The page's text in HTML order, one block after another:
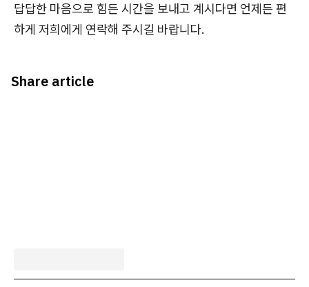
답답한 마음으로 힘든 시간을 보내고 계시다면 언제든 편
하게 저희에게 연락해 주시길 바랍니다.
Share article